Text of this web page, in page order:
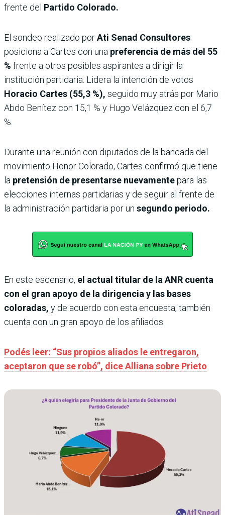
frente del Partido Colorado.
El sondeo realizado porAti Senad Consultores
posiciona a Cartes con una preferencia de más del 55
% frente a otros posibles aspirantes a dirigir la
institución partidaria. Lidera la intención de votos
Horacio Cartes (55,3 %), seguido muy atrás por Mario
Abdo Benítez con 15,1 % y Hugo Velázquez con el 6,7
%.
Durante una reunión con diputados de la bancada del
movimiento Honor Colorado, Cartes confirmó que tiene
la pretensión de presentarse nuevamentepara las
elecciones internas partidarias y de seguir al frente de
la administración partidaria por un segundo periodo.
En este escenario, el actual titular de la ANR cuenta
con el gran apoyo de la dirigencia y las bases
coloradas, y de acuerdo con esta encuesta, también
cuenta con un gran apoyo de los afiliados.
Podés leer: “Sus propios aliados le entregaron,
aceptaron que se robó”, dice Alliana sobre Prieto